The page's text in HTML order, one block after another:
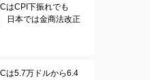
はCPI下振れでも
日本では金商法改正
は5.7万ドルから6.4